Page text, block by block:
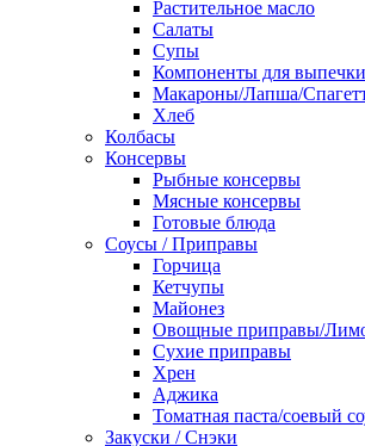
Растительное масло
Салаты
Супы
Компоненты для выпечки
Макароны/Лапша/
Хлеб
Колбасы
Консервы
Рыбные консервы
Мясные консервы
Готовые блюда
Соусы / Приправы
Горчица
Кетчупы
Майонез
Овощные приправы/
Сухие приправы
Хрен
Аджика
Томатная паста/соевый
Закуски / Снэки